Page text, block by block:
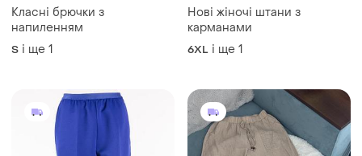
Класні брючки з
напиленням
S і ще 1
Нові жіночі штани з
карманами
6XL і ще 1